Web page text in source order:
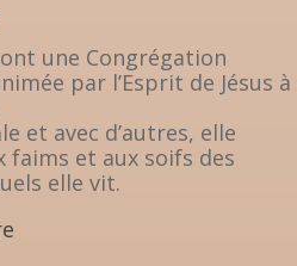
une Congrégation
par l’Esprit de Jésus à
et avec d’autres, elle
faims et aux soifs des
elle vit.